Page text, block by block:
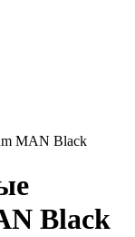
MAN Black
Black